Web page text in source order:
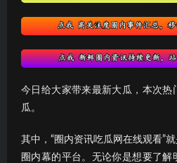
今日给大家带来最新大瓜，本次热
瓜。
其中，“圈内资讯吃瓜网在线观看”
圈内幕的平台。无论你是想要了